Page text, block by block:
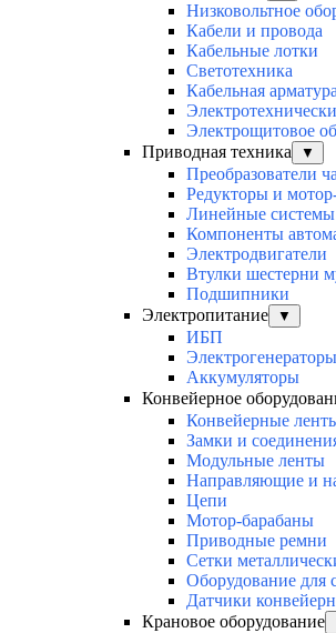
Низковольтное
Кабели и провода
Кабельные лотки
Светотехника
Кабельная
Электрощитовое
Приводная техника
▼
Преобразователи
Редукторы и
Линейные системы
Компоненты
Электродвигатели
Втулки шестерни
Подшипники
Электропитание
▼
ИБП
Электрогенераторы
Аккумуляторы
Конвейерное
Конвейерные
Замки и
Модульные ленты
Направляющие и
Цепи
Мотор-барабаны
Приводные ремни
Сетки
Оборудование для
Датчики
Крановое оборудование